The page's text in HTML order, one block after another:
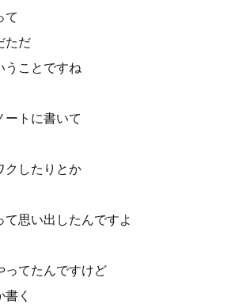
て
ただ
うことですね
ートに書いて
クしたりとか
思い出したんですよ
ってたんですけど
く